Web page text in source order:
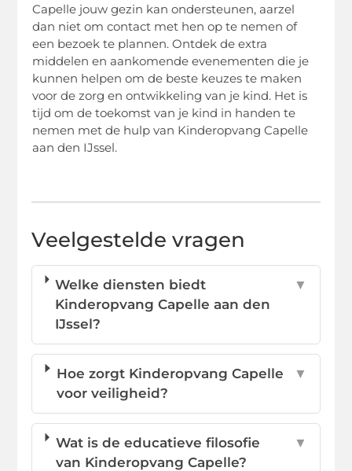
Capelle jouw gezin kan ondersteunen, aarzel
dan niet om contact met hen op te nemen of
een bezoek te plannen. Ontdek de extra
middelen en aankomende evenementen die je
kunnen helpen om de beste keuzes te maken
voor de zorg en ontwikkeling van je kind. Het is
tijd om de toekomst van je kind in handen te
nemen met de hulp van Kinderopvang Capelle
aan den IJssel.
Veelgestelde vragen
Welke diensten biedt
Kinderopvang Capelle aan den
IJssel?
▼
Hoe zorgt Kinderopvang Capelle
voor veiligheid?
▼
Wat is de educatieve filosofie
van Kinderopvang Capelle?
▼